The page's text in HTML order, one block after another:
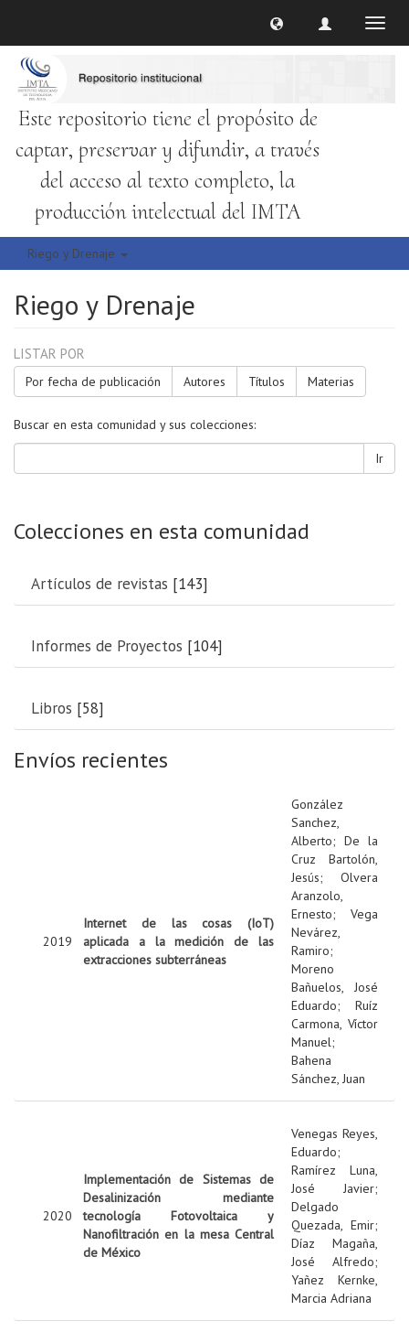
Este repositorio tiene el propósito de
captar, preservar y difundir, a través
del acceso al texto completo, la
producción intelectual del IMTA
Riego y Drenaje
Riego y Drenaje
LISTAR POR
Por fecha de publicación Autores Títulos Materias
Buscar en esta comunidad y sus colecciones:
Ir
Colecciones en esta comunidad
Artículos de revistas [143]
Informes de Proyectos [104]
Libros [58]
Envíos recientes
2019
Internet de las cosas (IoT)
aplicada a la medición de las
extracciones subterráneas
González
Sanchez,
Alberto; De la
Cruz Bartolón,
Jesús; Olvera
Aranzolo,
Ernesto; Vega
Nevárez,
Ramiro;
Moreno
Bañuelos, José
Eduardo; Ruíz
Carmona, Víctor
Manuel;
Bahena
Sánchez, Juan
2020
Implementación de Sistemas de
Desalinización mediante
tecnología Fotovoltaica y
Nanofiltración en la mesa Central
de México
Venegas Reyes,
Eduardo;
Ramírez Luna,
José Javier;
Delgado
Quezada, Emir;
Díaz Magaña,
José Alfredo;
Yañez Kernke,
Marcia Adriana